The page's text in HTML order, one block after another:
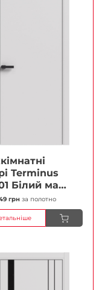
Terminus
Білий мат
Глухі
грн за полотно